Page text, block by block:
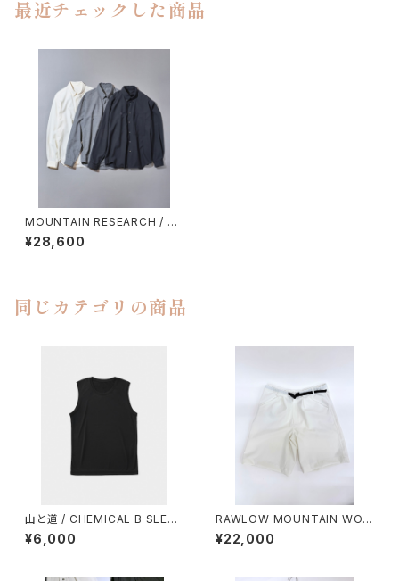
最近チェックした商品
MOUNTAIN RESEARCH / C.
B. SHIRTS
¥28,600
同じカテゴリの商品
山と道 / CHEMICAL B SLEEV
ELESS（MEN）
¥6,000
RAWLOW MOUNTAIN WOR
KS / HIKER GURKHA PANTS
¥22,000